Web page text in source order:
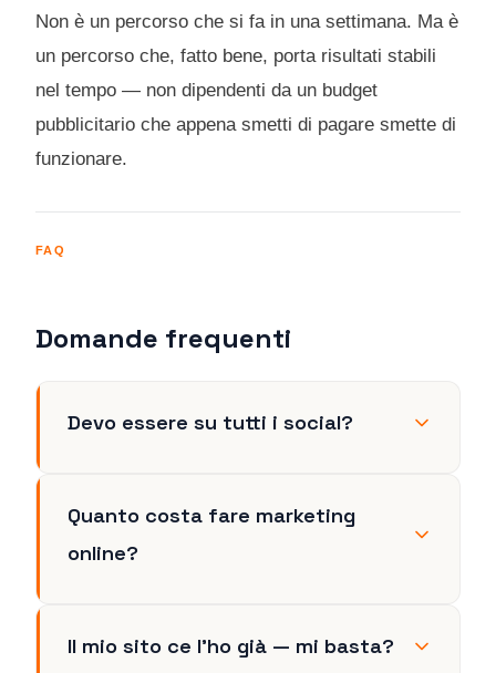
Non è un percorso che si fa in una settimana. Ma è
un percorso che, fatto bene, porta risultati stabili
nel tempo — non dipendenti da un budget
pubblicitario che appena smetti di pagare smette di
funzionare.
FAQ
Domande frequenti
Devo essere su tutti i social?
Quanto costa fare marketing
online?
Il mio sito ce l'ho già — mi basta?